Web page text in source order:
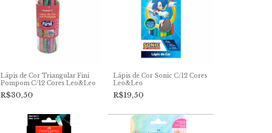
Lápis de Cor Triangular Fini
Pompom C/12 Cores Leo&Leo
R$30,50
Lápis de Cor Sonic C/12 Cores
Leo&Leo
R$19,50